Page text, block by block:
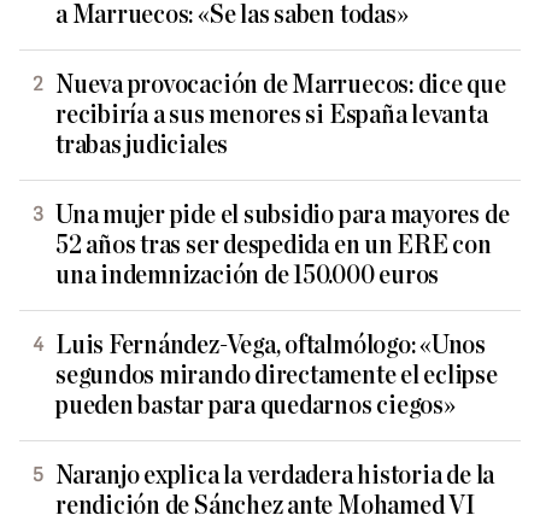
a Marruecos: «Se las saben todas»
Nueva provocación de Marruecos: dice que
recibiría a sus menores si España levanta
trabas judiciales
Una mujer pide el subsidio para mayores de
52 años tras ser despedida en un ERE con
una indemnización de 150.000 euros
Luis Fernández-Vega, oftalmólogo: «Unos
segundos mirando directamente el eclipse
pueden bastar para quedarnos ciegos»
Naranjo explica la verdadera historia de la
rendición de Sánchez ante Mohamed VI